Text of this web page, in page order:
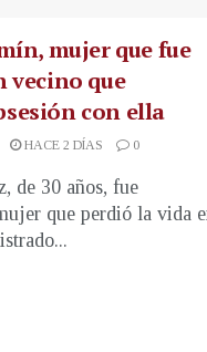
mujer que fue
vecino que
con ella
HACE 2 DÍAS 0
de 30 años, fue
que perdió la vida